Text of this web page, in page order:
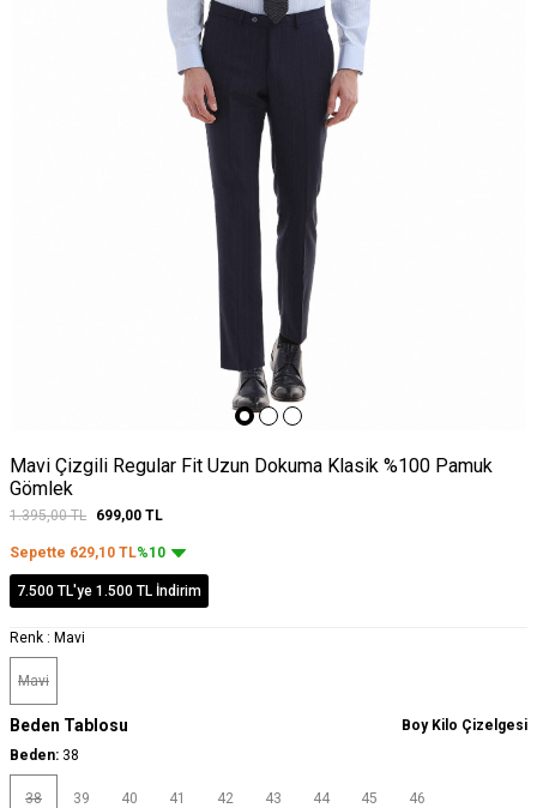
Mavi Çizgili Regular Fit Uzun Dokuma Klasik %100 Pamuk
Gömlek
1.395,00TL 699,00 TL
Sepette 629,10 TL%10
7.500 TL'ye 1.500 TL İndirim
Renk : Mavi
Mavi
Beden Tablosu
Boy Kilo Çizelgesi
Beden: 38
38 39 40 41 42 43 44 45 46